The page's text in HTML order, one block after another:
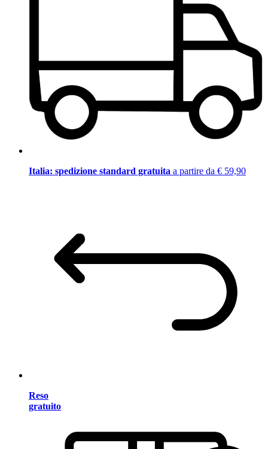
Italia: spedizione standard gratuita a partire da € 59,90
Reso
gratuito